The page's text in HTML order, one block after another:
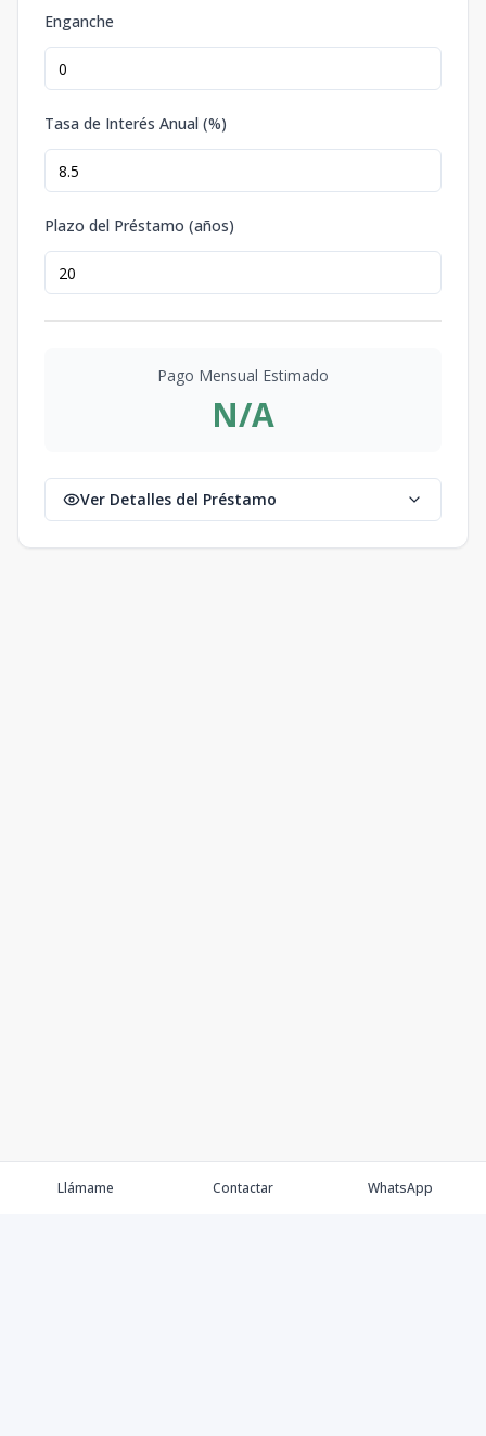
Enganche
Tasa de Interés Anual (%)
Plazo del Préstamo (años)
Pago Mensual Estimado
N/A
Ver Detalles del Préstamo
Llámame Contactar WhatsApp